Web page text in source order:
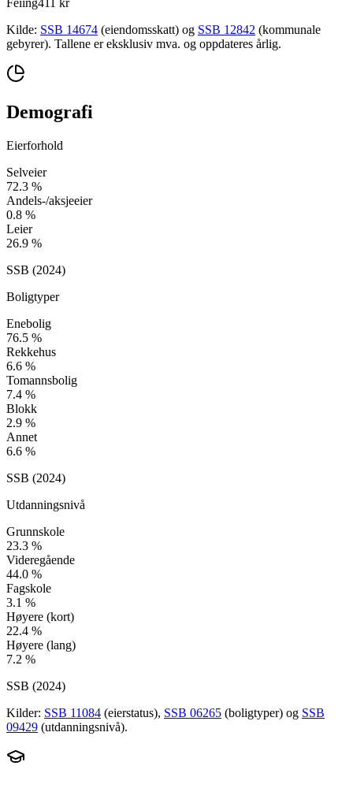
Feiing411 kr
Kilde: SSB 14674 (eiendomsskatt) og SSB 12842 (kommunale
gebyrer). Tallene er eksklusiv mva. og oppdateres årlig.
Demografi
Eierforhold
Selveier
72.3 %
Andels-/aksjeeier
0.8 %
Leier
26.9 %
SSB (2024)
Boligtyper
Enebolig
76.5 %
Rekkehus
6.6 %
Tomannsbolig
7.4 %
Blokk
2.9 %
Annet
6.6 %
SSB (2024)
Utdanningsnivå
Grunnskole
23.3 %
Videregående
44.0 %
Fagskole
3.1 %
Høyere (kort)
22.4 %
Høyere (lang)
7.2 %
SSB (2024)
Kilder: SSB 11084 (eierstatus), SSB 06265 (boligtyper) og SSB
09429 (utdanningsnivå).